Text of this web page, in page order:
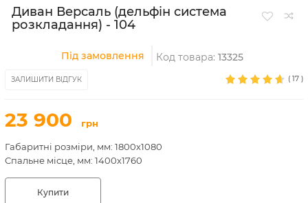
Диван Версаль (дельфін система
розкладання) - 104
Під замовлення Код товара: 13325
ЗАЛИШИТИ ВІДГУК ( 17 )
23 900 грн
Габаритні розміри, мм: 1800х1080
Спальне місце, мм: 1400х1760
Купити